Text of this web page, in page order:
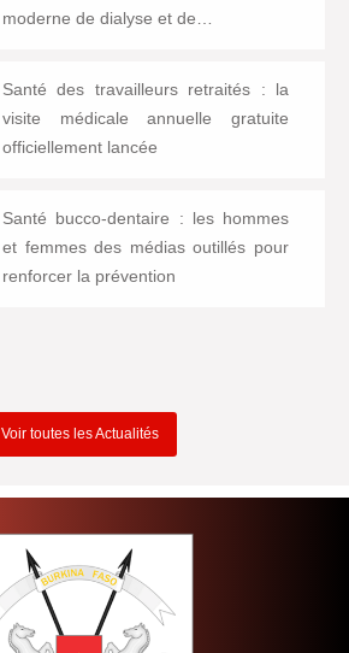
moderne de dialyse et de…
Santé des travailleurs retraités : la
visite médicale annuelle gratuite
officiellement lancée
Santé bucco-dentaire : les hommes
et femmes des médias outillés pour
renforcer la prévention
Voir toutes les Actualités